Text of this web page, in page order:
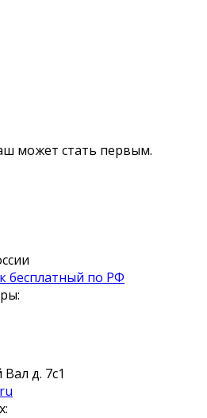
может стать первым.
бесплатный по РФ
д. 7с1